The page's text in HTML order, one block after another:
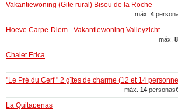
Vakantiewoning (Gite rural) Bisou de la Roche
máx. 4
Hoeve Carpe-Diem - Vakantiewoning Valleyzicht
máx. 8
Chalet Erica
"Le Pré du Cerf " 2 gîtes de charme (12 et 14
máx. 14 personas
La Quitapenas